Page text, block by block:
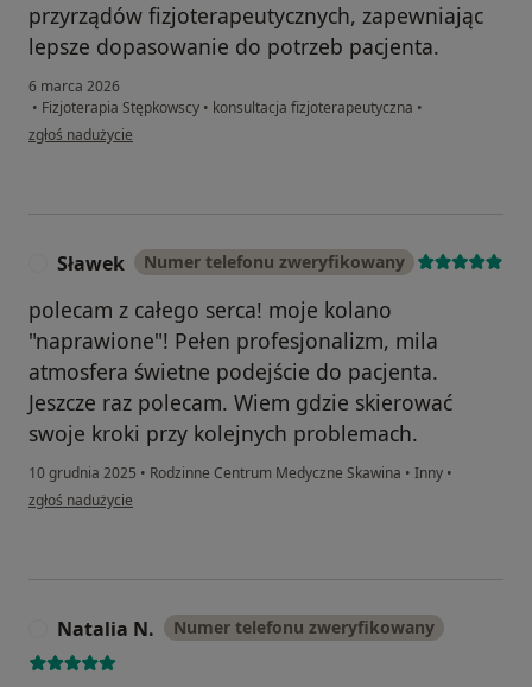
przyrządów fizjoterapeutycznych, zapewniając
lepsze dopasowanie do potrzeb pacjenta.
6 marca 2026
• Fizjoterapia Stępkowscy • konsultacja fizjoterapeutyczna •
w opinii użytkownika Bartłomiej
zgłoś nadużycie
Sławek Numer telefonu zweryfikowany
polecam z całego serca! moje kolano
"naprawione"! Pełen profesjonalizm, mila
atmosfera świetne podejście do pacjenta.
Jeszcze raz polecam. Wiem gdzie skierować
swoje kroki przy kolejnych problemach.
10 grudnia 2025 • Rodzinne Centrum Medyczne Skawina • Inny •
w opinii użytkownika Sławek
zgłoś nadużycie
Natalia N. Numer telefonu zweryfikowany